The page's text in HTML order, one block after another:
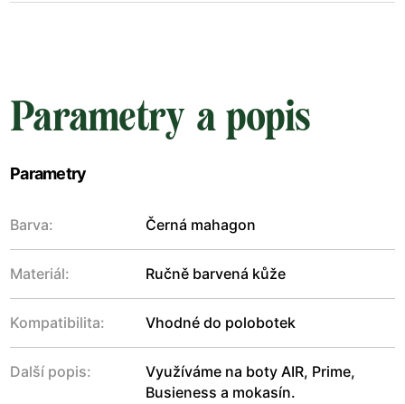
Parametry a popis
Parametry
Barva: Černá mahagon
Materiál: Ručně barvená kůže
Kompatibilita: Vhodné do polobotek
Další popis:
Využíváme na boty AIR, Prime,
Busieness a mokasín.